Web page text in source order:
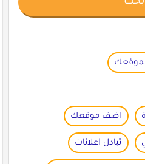
اضف موقعك
تبادل اعلانات